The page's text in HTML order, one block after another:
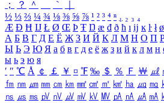
；
？ ＾ ｀
½ ⅓ ⅔ ¼ ¾ ⅛ ⅜ ⅝ ⅞ ¹ ² ³ ⁴ ⁿ ₁ ₂ ₃ ₄
Æ Ð Ħ Ĳ Ł Ø Œ Þ Ŧ Ŋ æ đ ð ħ ı ĳ ĸ ŀ ł ø
А Б В Г Д Е Ё Ж З И Й К Л М Н О П
Ы Ь Э Ю Я а б в г д е ё ж з и й к л м н
ы ь э ю я
′ ″ ℃ Å ￠ ￡ ￥ ¤ ℉ ‰ ＄ ％ Ｆ ￦ ㎕
㎙ ㎚ ㎛ ㎜ ㎝ ㎞ ㎟ ㎠ ㎡ ㎢ ㏊ ㎍ ㎎
㎱ ㎲ ㎳ ㎴ ㎵ ㎶ ㎷ ㎸ ㎹ ㎀ ㎁ ㎂ ㎃